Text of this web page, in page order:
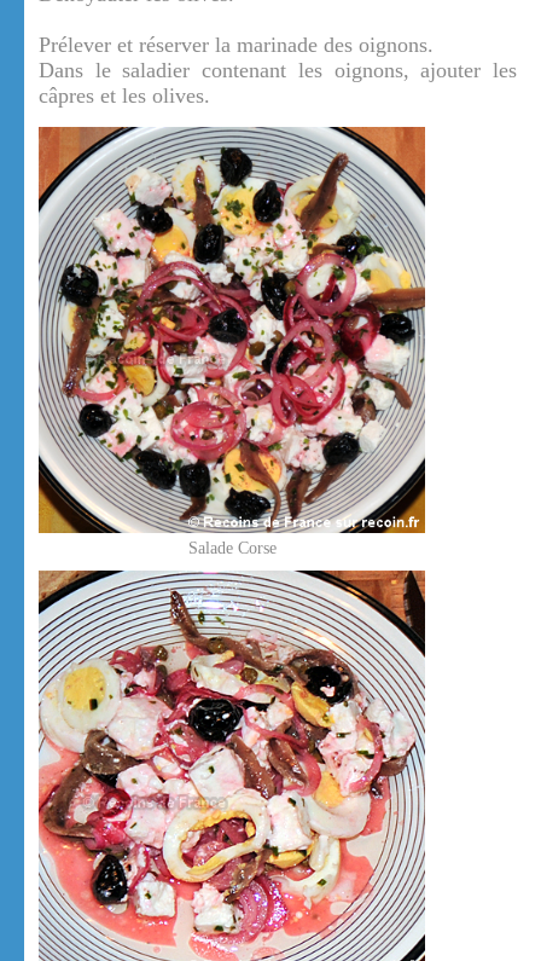
Prélever et réserver la marinade des oignons.
Dans le saladier contenant les oignons, ajouter les
câpres et les olives.
Salade Corse